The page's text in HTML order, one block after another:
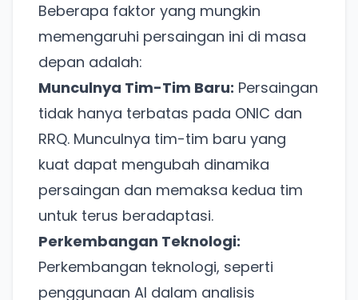
Beberapa faktor yang mungkin
memengaruhi persaingan ini di masa
depan adalah:
Munculnya Tim-Tim Baru: Persaingan
tidak hanya terbatas pada ONIC dan
RRQ. Munculnya tim-tim baru yang
kuat dapat mengubah dinamika
persaingan dan memaksa kedua tim
untuk terus beradaptasi.
Perkembangan Teknologi:
Perkembangan teknologi, seperti
penggunaan AI dalam analisis